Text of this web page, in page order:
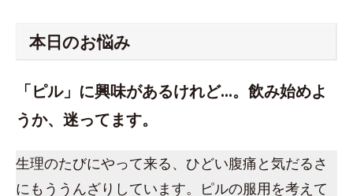
本日のお悩み
「ピル」に興味があるけれど…。飲み始めよ
うか、迷ってます。
生理のたびにやって来る、ひどい腹痛と気だるさ
にもううんざりしています。ピルの服用を考えて